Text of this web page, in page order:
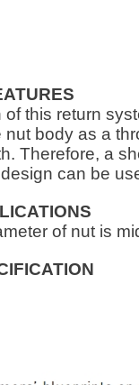
this return
body as a
Therefore, a
can be
of nut is